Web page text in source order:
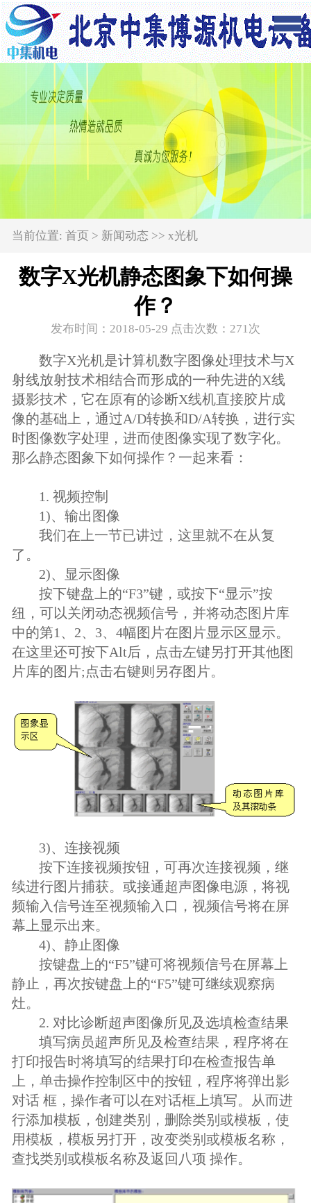
当前位置: 首页> 新闻动态 >> x光机
数字X光机静态图象下如何操
作？
发布时间：2018-05-29 点击次数： 271次
数字X光机是计算机数字图像处理技术与X
射线放射技术相结合而形成的一种先进的X线
摄影技术，它在原有的诊断X线机直接胶片成
像的基础上，通过A/D转换和D/A转换，进行实
时图像数字处理，进而使图像实现了数字化。
那么静态图象下如何操作？一起来看：
1. 视频控制
1)、输出图像
我们在上一节已讲过，这里就不在从复
了。
2)、显示图像
按下键盘上的“F3”键，或按下“显示”按
纽，可以关闭动态视频信号，并将动态图片库
中的第1、2、3、4幅图片在图片显示区显示。
在这里还可按下Alt后，点击左键另打开其他图
片库的图片;点击右键则另存图片。
3)、连接视频
按下连接视频按钮，可再次连接视频，继
续进行图片捕获。或接通超声图像电源，将视
频输入信号连至视频输入口，视频信号将在屏
幕上显示出来。
4)、静止图像
按键盘上的“F5”键可将视频信号在屏幕上
静止，再次按键盘上的“F5”键可继续观察病
灶。
2. 对比诊断超声图像所见及选填检查结果
填写病员超声所见及检查结果，程序将在
打印报告时将填写的结果打印在检查报告单
上，单击操作控制区中的按钮，程序将弹出影
对话 框，操作者可以在对话框上填写。从而进
行添加模板，创建类别，删除类别或模板，使
用模板，模板另打开，改变类别或模板名称，
查找类别或模板名称及返回八项 操作。